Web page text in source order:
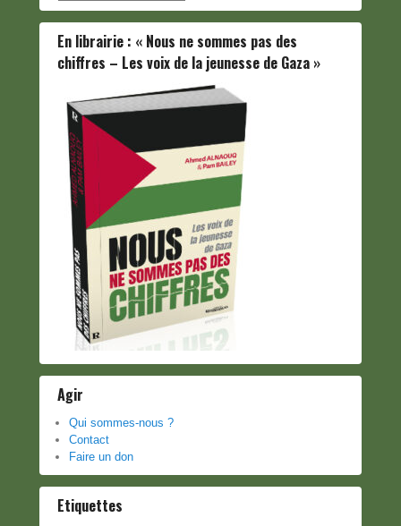
En librairie : « Nous ne sommes pas des
chiffres – Les voix de la jeunesse de Gaza »
Agir
Qui sommes-nous ?
Contact
Faire un don
Etiquettes